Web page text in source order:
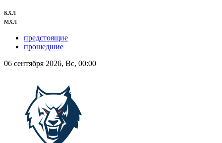
кхл
мхл
предстоящие
прошедшие
06 сентября 2026, Вс, 00:00